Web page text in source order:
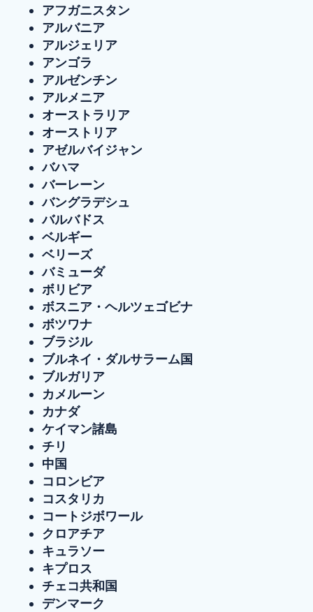
アフガニスタン
アルバニア
アルジェリア
アンゴラ
アルゼンチン
アルメニア
オーストラリア
オーストリア
アゼルバイジャン
バハマ
バーレーン
バングラデシュ
バルバドス
ベルギー
ベリーズ
バミューダ
ボリビア
ボスニア・ヘルツェゴビナ
ボツワナ
ブラジル
ブルネイ・ダルサラーム国
ブルガリア
カメルーン
カナダ
ケイマン諸島
チリ
中国
コロンビア
コスタリカ
コートジボワール
クロアチア
キュラソー
キプロス
チェコ共和国
デンマーク